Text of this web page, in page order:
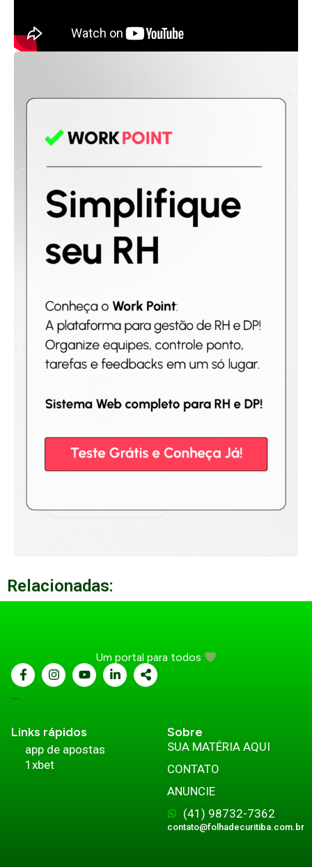
Relacionadas:
Um portal para todos
...
Links rápidos
app de apostas
1xbet
Sobre
SUA MATÉRIA AQUI
CONTATO
ANUNCIE
(41) 98732-7362
contato@folhadecuritiba.com.br